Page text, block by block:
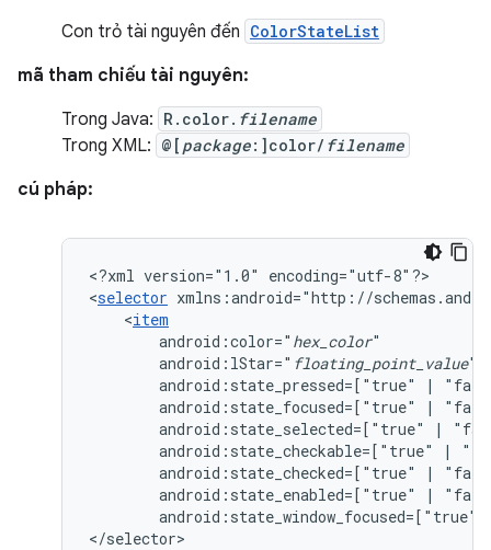
Con trỏ tài nguyên đến ColorStateList
mã tham chiếu tài nguyên:
Trong Java: R.color. filename
Trong XML: @[ package:]color/ filename
cú pháp:
<?xml version="1.0"
encoding="utf-8"?>
<selector xmlns:android="http://
<item
android:color=" hex_color
android:lStar=" floating_point_value
android:state_pressed=["true"
|
android:state_focused=["true"
|
android:state_selected=["true"
|
android:state_checkable=["true"
|
android:state_checked=["true"
|
android:state_enabled=["true"
|
android:state_window_focused=["true"
</selector>